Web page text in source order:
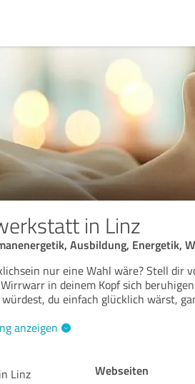
in Linz
Ausbildung, Energetik,
nur eine Wahl wäre? Stell dir
in deinem Kopf sich
du einfach glücklich wärst,
anzeigen
Linz Webseiten